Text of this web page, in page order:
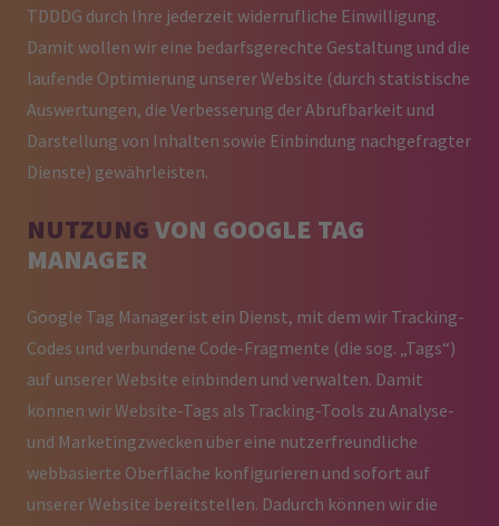
TDDDG durch Ihre jederzeit widerrufliche Einwilligung.
Damit wollen wir eine bedarfsgerechte Gestaltung und die
laufende Optimierung unserer Website (durch statistische
Auswertungen, die Verbesserung der Abrufbarkeit und
Darstellung von Inhalten sowie Einbindung nachgefragter
Dienste) gewährleisten.
NUTZUNGVON GOOGLE TAG
MANAGER
Google Tag Manager ist ein Dienst, mit dem wir Tracking-
Codes und verbundene Code-Fragmente (die sog. „Tags“)
auf unserer Website einbinden und verwalten. Damit
können wir Website-Tags als Tracking-Tools zu Analyse-
und Marketingzwecken über eine nutzerfreundliche
webbasierte Oberfläche konfigurieren und sofort auf
unserer Website bereitstellen. Dadurch können wir die